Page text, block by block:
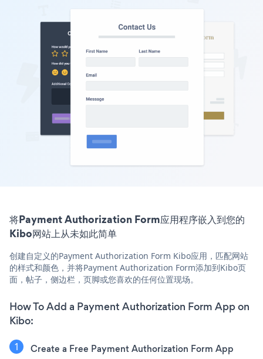
将Payment Authorization Form应用程序嵌入到您的
Kibo网站上从未如此简单
创建自定义的Payment Authorization Form Kibo应用，匹配网站
的样式和颜色，并将Payment Authorization Form添加到Kibo页
面，帖子，侧边栏，页脚或您喜欢的任何位置现场。
How To Add a Payment Authorization Form App on
Kibo:
Create a Free Payment Authorization Form App